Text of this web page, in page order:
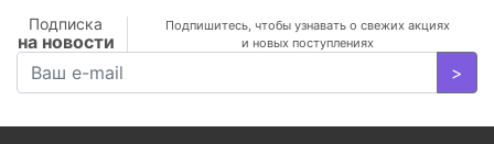
Speakers, 3Y, Black
Подписка
на новости
Подпишитесь, чтобы узнавать о свежих акциях
и новых поступлениях
>